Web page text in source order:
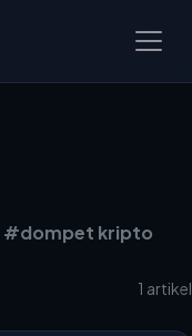
#dompet kripto
1 artikel